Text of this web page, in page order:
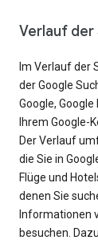
Verlauf der
Im Verlauf der
der Google
Google,
Ihrem Google-
Der Verlauf
die Sie in
Flüge und
denen Sie
Informationen
besuchen.